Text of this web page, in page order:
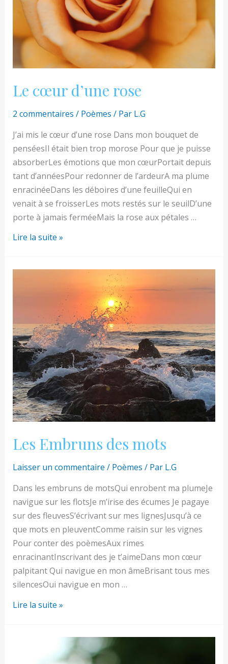
Le cœur d’une rose
2 commentaires / Poèmes / Par L.G
J’ai mis le cœur d’une rose Dans mon bouquet de
penséesIl était bien trop morose Pour que je puisse
absorberLes émotions que mon cœurPortait depuis
tant d’annéesPour redonner de l’ardeurA ma plume
enracinéeDans les déboires d’une feuilleQui en
venait à se froisserLes mots restés sur le seuilD’une
porte à jamais ferméeMais la rose aux pétales …
Le
Lire la suite »
Les Embruns des mots
Laisser un commentaire / Poèmes / Par L.G
Dans les embruns de motsQui enrobent ma plumeJe
navigue sur les flotsJe m’irise des écumes Je pagaye
sur des fleuvesS’écrivant sur mes lignesJusqu’à ce
que mots en pleuventComme raisin sur les vignes
Pour conter des poèmesAux rimes
enracinantInscrivant des je t’aimeDans mon cœur
palpitant Qui navigue en mon âmeBrisant tous mes
silencesOui navigue en mon …
Les
Lire la suite »